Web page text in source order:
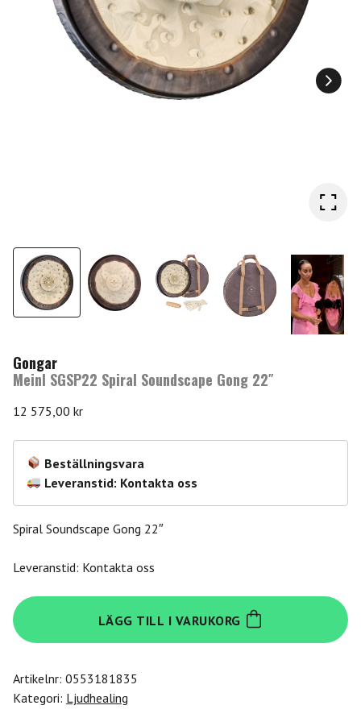
Gongar
Meinl SGSP22 Spiral Soundscape Gong 22″
12 575,00 kr
Beställningsvara
Leveranstid: Kontakta oss
Spiral Soundscape Gong 22″
Leveranstid: Kontakta oss
Meinl
SGSP22
Spiral
Gong
22"
LÄGG TILL I VARUKORG
Artikelnr: 0553181835
Kategori: Ljudhealing